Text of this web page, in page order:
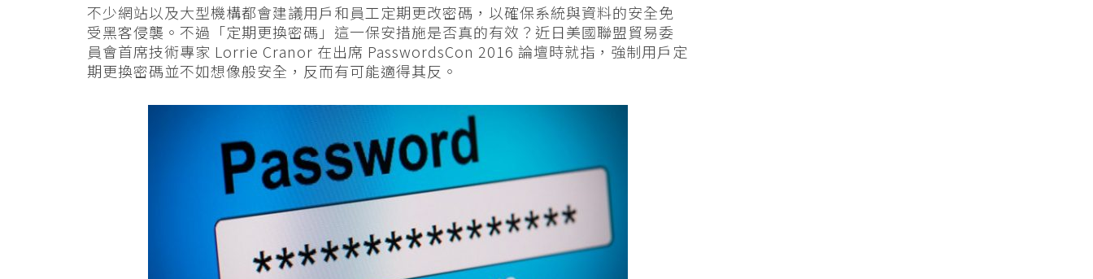
不少網站以及大型機構都會建議用戶和員工定期更改密碼，以確保系統與資料的安全免
受黑客侵襲。不過「定期更換密碼」這一保安措施是否真的有效？近日美國聯盟貿易委
員會首席技術專家 Lorrie Cranor 在出席 PasswordsCon 2016 論壇時就指，強制用戶定
期更換密碼並不如想像般安全，反而有可能適得其反。